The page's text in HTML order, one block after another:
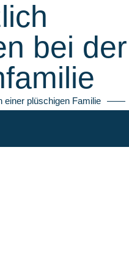
bei der
einer plüschigen Familie